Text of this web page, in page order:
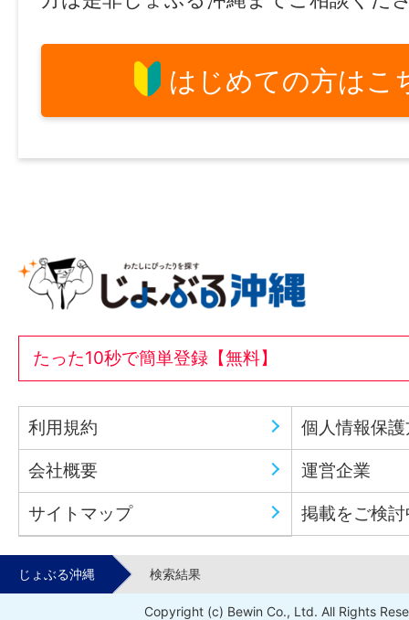
はじめての方はこ
たった10秒で簡単登録【無料】
利用規約 個人情報保
会社概要 運営企業
サイトマップ 掲載をご検
じょぶる沖縄 検索結果
Copyright (c) Bewin Co., Ltd. All Rights